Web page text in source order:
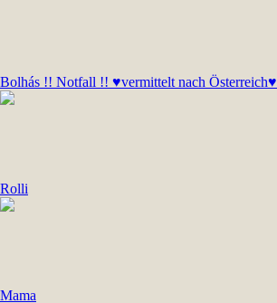
Bolhás !! Notfall !! ♥vermittelt nach Österreich♥
Rolli
Mama